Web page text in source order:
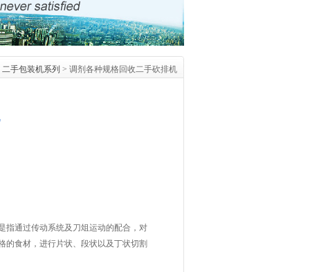
二手包装机系列 > 调剂各种规格回收二手砍排机
指通过传动系统及刀俎运动的配合，对
的食材，进行片状、段状以及丁状切割